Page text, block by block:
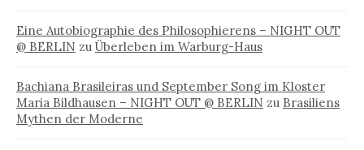
Eine Autobiographie des Philosophierens – NIGHT OUT
@ BERLIN zu Überleben im Warburg-Haus
Bachiana Brasileiras und September Song im Kloster
Maria Bildhausen – NIGHT OUT @ BERLIN zu Brasiliens
Mythen der Moderne